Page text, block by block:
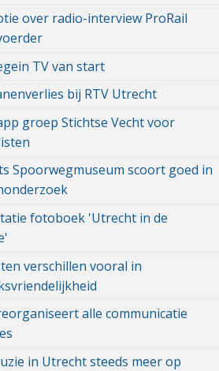
over radio-interview ProRail
TV van start
bij RTV Utrecht
groep Stichtse Vecht voor
Spoorwegmuseum scoort goed in
fotoboek 'Utrecht in de
verschillen vooral in
alle communicatie
in Utrecht steeds meer op